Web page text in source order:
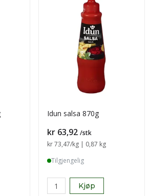
Idun salsa 870g
Pris
kr 63,92 /stk
Sammenligning pris
kr 73,47/kg | 0,87 kg
Tilgjengelig
Kjøp